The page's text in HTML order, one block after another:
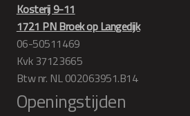
Kosterij 9-11
1721 PN Broek op Langedijk
06-50511469
Kvk 37123665
Btw nr. NL 002063951.B14
Openingstijden